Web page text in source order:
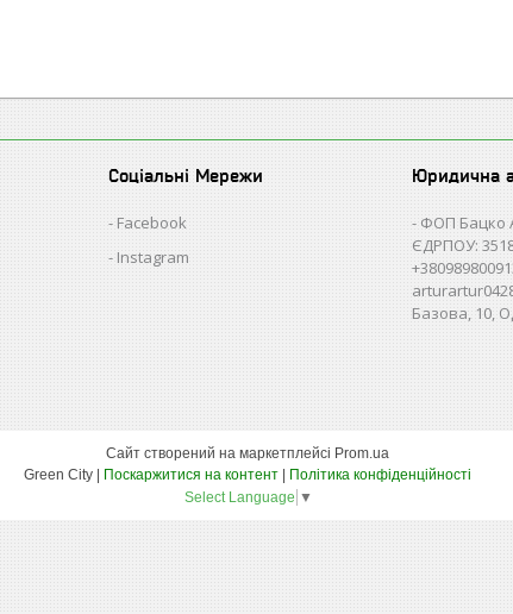
Соціальні Мережи
Facebook
Instagram
Юридична
ФОП Бацко
ЄДРПОУ:
Базова, 10,
Сайт створений на маркетплейсі Prom.ua
Поскаржитися на контент
Політика конфіденційності
Select Language ▼